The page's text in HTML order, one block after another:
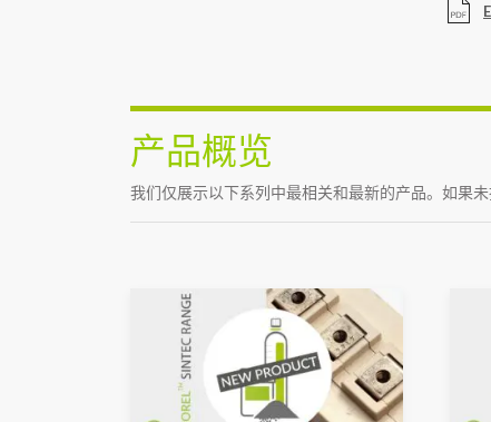
产品概览
我们仅展示以下系列中最相关和最新的产品。如果